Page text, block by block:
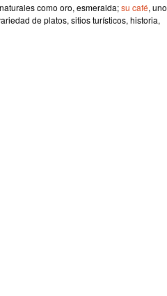
como oro, esmeralda;su café, uno
de platos, sitios turísticos, historia,